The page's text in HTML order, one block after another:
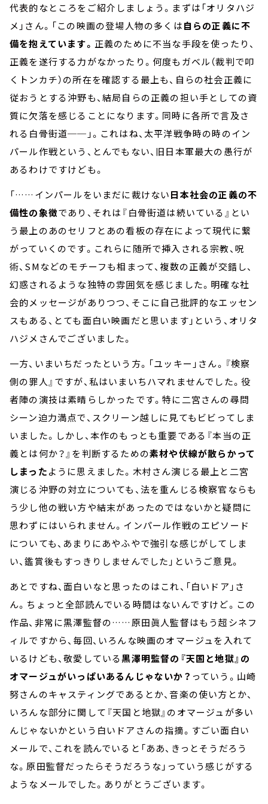
代表的なところをご紹介しましょう。まずは「オリタハジ
メ」さん。「この映画の登場人物の多くは自らの正義に不
備を抱えています。 正義のために不当な手段を使ったり、
正義を遂行する力がなかったり。何度もガベル（裁判で叩
くトンカチ）の所在を確認する最上も、自らの社会正義に
従おうとする沖野も、結局自らの正義の担い手としての資
質に欠落を感じることになります。同時に各所で言及さ
れる白骨街道──」。これはね、太平洋戦争時の時のイン
パール作戦という、とんでもない、旧日本軍最大の愚行が
あるわけですけども。
「……インパールをいまだに裁けない日本社会の正義の不
備性の象徴であり、それは『白骨街道は続いている』とい
う最上のあのセリフとあの看板の存在によって現代に繋
がっていくのです。これらに随所で挿入される宗教、呪
術、SMなどのモチーフも相まって、複数の正義が交錯し、
幻惑されるような独特の雰囲気を感じました。明確な社
会的メッセージがありつつ、そこに自己批評的なエッセン
スもある、とても面白い映画だと思います」という、オリタ
ハジメさんでございました。
一方、いまいちだったという方。「ユッキー」さん。『検察
側の罪人』ですが、私はいまいちハマれませんでした。役
者陣の演技は素晴らしかったです。特に二宮さんの尋問
シーン迫力満点で、スクリーン越しに見てもビビってしま
いました。しかし、本作のもっとも重要である『本当の正
義とは何か？』を判断するための素材や伏線が散らかって
しまったように思えました。木村さん演じる最上と二宮
演じる沖野の対立についても、法を重んじる検察官ならも
う少し他の戦い方や結末があったのではないかと疑問に
思わずにはいられません。インパール作戦のエピソード
についても、あまりにあやふやで強引な感じがしてしま
い、鑑賞後もすっきりしませんでした」というご意見。
あとですね、面白いなと思ったのはこれ、「白いドア」さ
ん。ちょっと全部読んでいる時間はないんですけど。この
作品、非常に黒澤監督の……原田眞人監督はもう超シネフ
ィルですから、毎回、いろんな映画のオマージュを入れて
いるけども、敬愛している黒澤明監督の『天国と地獄』の
オマージュがいっぱいあるんじゃないか？ っていう。山崎
努さんのキャスティングであるとか、音楽の使い方とか、
いろんな部分に関して『天国と地獄』のオマージュが多い
んじゃないかという白いドアさんの指摘。すごい面白い
メールで、これを読んでいると「ああ、きっとそうだろう
な。原田監督だったらそうだろうな」っていう感じがする
ようなメールでした。ありがとうございます。